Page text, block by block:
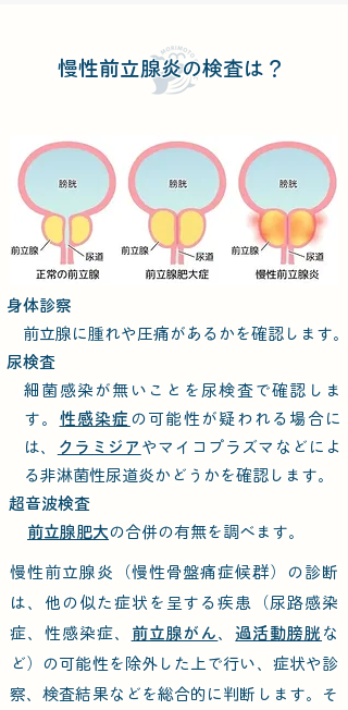
慢性前立腺炎の検査は？
身体診察
前立腺に腫れや圧痛があるかを確認します。
尿検査
細菌感染が無いことを尿検査で確認しま
す。 性感染症 の可能性が疑われる場合に
は、
クラミジア やマイコプラズマなどによ
る非淋菌性尿道炎かどうかを確認します。
超音波検査
前立腺肥大の合併の有無を調べます。
慢性前立腺炎（慢性骨盤痛症候群）の診断
は、他の似た症状を呈する疾患（尿路感染
症、性感染症、 前立腺がん 、過活動膀胱 な
ど）の可能性を除外した上で行い、症状や診
察、検査結果などを総合的に判断します。そ